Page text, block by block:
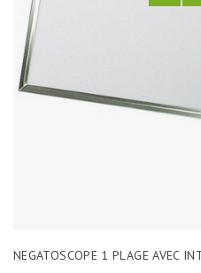
NEGATOSCOPE 1 PLAGE AVEC